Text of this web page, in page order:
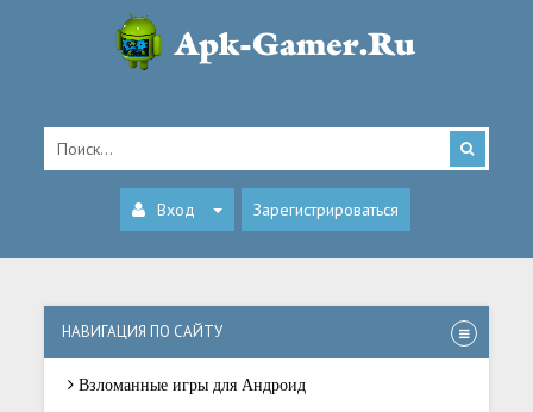
Вход Зарегистрироваться
НАВИГАЦИЯ ПО САЙТУ
Взломанные игры для Андроид